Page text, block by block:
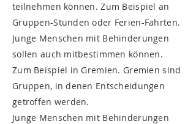
teilnehmen können. Zum Beispiel an
Gruppen-Stunden oder Ferien-Fahrten.
Junge Menschen mit Behinderungen
sollen auch mitbestimmen können.
Zum Beispiel in Gremien. Gremien sind
Gruppen, in denen Entscheidungen
getroffen werden.
Junge Menschen mit Behinderungen